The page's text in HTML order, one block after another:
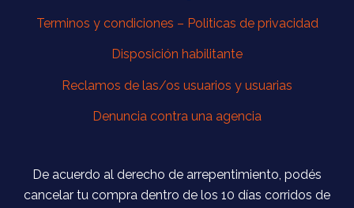
Terminos y condiciones – Politicas de privacidad
Disposición habilitante
Reclamos de las/os usuarios y usuarias
Denuncia contra una agencia
De acuerdo al derecho de arrepentimiento, podés
cancelar tu compra dentro de los 10 días corridos de